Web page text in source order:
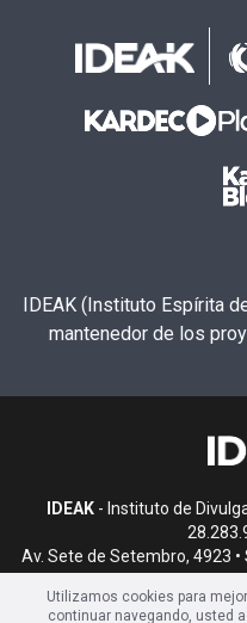
IDEAK (Instituto Espírita
mantenedor de los
IDEAK- Instituto de
Av. Sete de Setembro, 4923 •
Utilizamos cookies para
continuar navegando, usted